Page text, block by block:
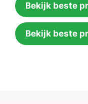
Bekijk beste
Bekijk beste